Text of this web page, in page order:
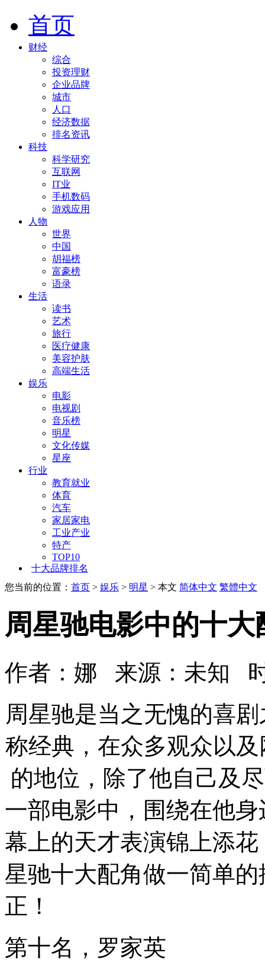
首页
财经
综合
投资理财
企业品牌
城市
人口
经济数据
排名资讯
科技
科学研究
互联网
IT业
手机数码
游戏应用
人物
世界
中国
胡福榜
富豪榜
语录
生活
读书
艺术
旅行
医疗健康
美容护肤
高端生活
娱乐
电影
电视剧
音乐榜
明星
文化传媒
星座
行业
教育就业
体育
汽车
家居家电
工业产业
特产
TOP10
十大品牌排名
您当前的位置： 首页 > 娱乐 > 明星 > 本文 简体中文 繁體中文
周星驰电影中的十
作者：娜 来源：未知
周星驰是当之无愧的喜
称经典，在众多观众以
的地位，除了他自己及
一部电影中，围绕在他
幕上的天才表演锦上添
星驰十大配角做一简单
正！
第十名，罗家英